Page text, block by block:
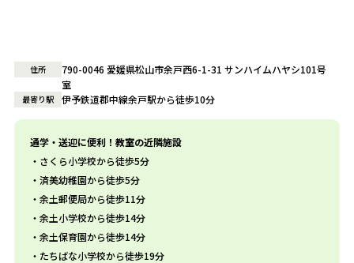
住所
790-0046 愛媛県松山市余戸西6-1-31 サンハイムハヤシ101号
室
最寄り駅 伊予鉄道郡中線余戸駅から徒歩10分
通学・送迎に便利！教室の近隣施設
さくら小学校から徒歩5分
済美幼稚園から徒歩5分
余土郵便局から徒歩11分
余土小学校から徒歩14分
余土保育園から徒歩14分
たちばな小学校から徒歩19分